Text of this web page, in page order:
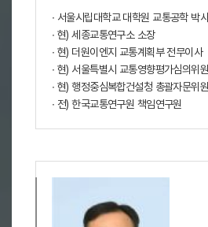
∙ 서울시립대학교 대학원 교통공학 박
∙ 현) 세종교통연구소 소장
∙ 현) 더원이엔지 교통계획부 전무이사
∙ 현) 서울특별시 교통영향평가심의위
∙ 현) 행정중심복합건설청 총괄자문위
∙ 전) 한국교통연구원 책임연구원